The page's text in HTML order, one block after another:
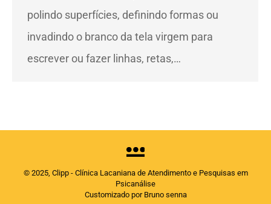
polindo superfícies, definindo formas ou
invadindo o branco da tela virgem para
escrever ou fazer linhas, retas,…
© 2025, Clipp - Clínica Lacaniana de Atendimento e Pesquisas em
Psicanálise
Customizado por Bruno senna